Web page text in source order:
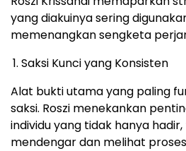
yang diakuinya sering
memenangkan sengketa
Saksi Kunci yang Konsisten
Alat bukti utama yang paling
saksi. Roszi menekankan
individu yang tidak hanya
mendengar dan melihat